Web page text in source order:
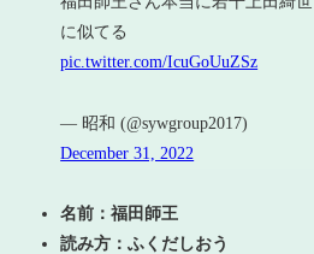
に似てる
pic.twitter.com/IcuGoUuZSz
— 昭和 (@sywgroup2017)
December 31, 2022
名前：福田師王
読み方：ふくだしおう